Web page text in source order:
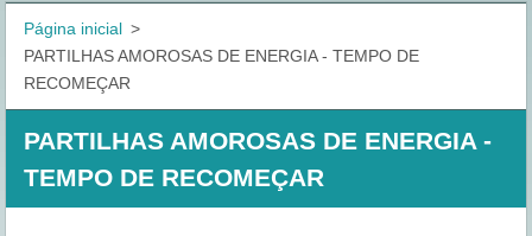
Página inicial >
PARTILHAS AMOROSAS DE ENERGIA - TEMPO DE
RECOMEÇAR
PARTILHAS AMOROSAS DE ENERGIA -
TEMPO DE RECOMEÇAR